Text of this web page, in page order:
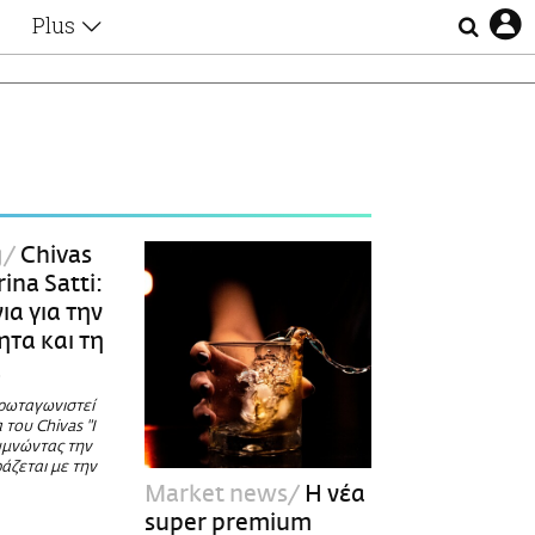
Plus
Οι Αθηναίοι
Απώλειες
Lgbtqi+
Επιλογές
Chivas
Satti:
για την
και τη
του Chivas "I
την
με την
Market news Η νέα
super premium